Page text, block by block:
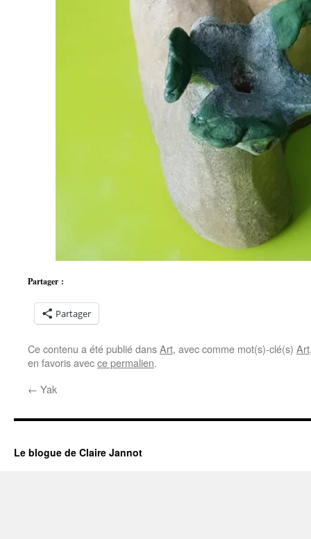
Partager :
Partager
Ce contenu a été publié dansArt, avec comme mot(s)-clé(s) Art
en favoris avecce permalien.
← Yak
Le blogue de Claire Jannot